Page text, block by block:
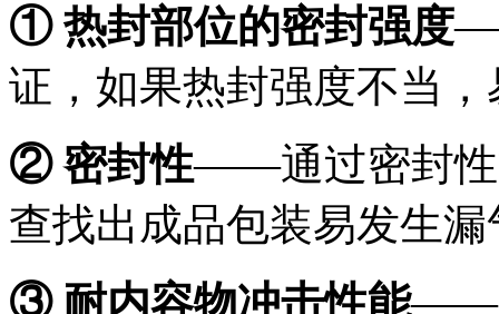
① 热封部位的密封强度
证，如果热封强度不当
② 密封性——通过密封性
查找出成品包装易发生
③ 耐内容物冲击性能——